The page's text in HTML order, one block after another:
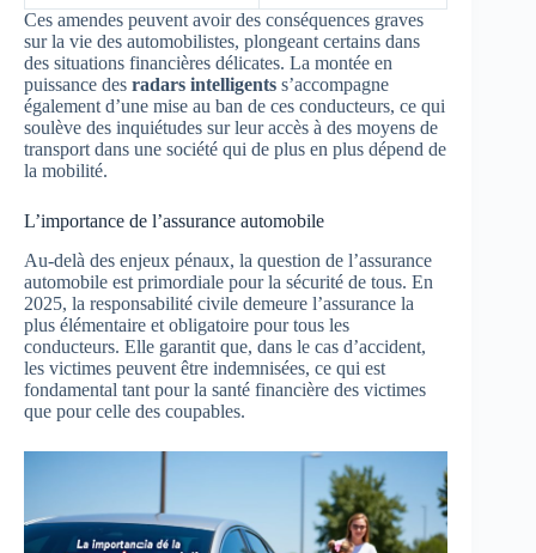
Ces amendes peuvent avoir des conséquences graves
sur la vie des automobilistes, plongeant certains dans
des situations financières délicates. La montée en
puissance des radars intelligents s’accompagne
également d’une mise au ban de ces conducteurs, ce qui
soulève des inquiétudes sur leur accès à des moyens de
transport dans une société qui de plus en plus dépend de
la mobilité.
L’importance de l’assurance automobile
Au-delà des enjeux pénaux, la question de l’assurance
automobile est primordiale pour la sécurité de tous. En
2025, la responsabilité civile demeure l’assurance la
plus élémentaire et obligatoire pour tous les
conducteurs. Elle garantit que, dans le cas d’accident,
les victimes peuvent être indemnisées, ce qui est
fondamental tant pour la santé financière des victimes
que pour celle des coupables.